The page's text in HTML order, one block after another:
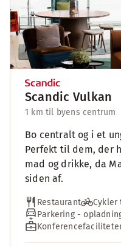
Scandic Vulkan
1 km til byens centrum
Bo centralt og i et
Perfekt til dem, der
mad og drikke, da
siden af.
Restaurant
Cykler
Parkering -